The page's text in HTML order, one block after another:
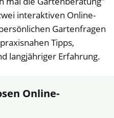
interaktiven Online-
Gartenfragen
Tipps,
langjähriger Erfahrung.
Online-